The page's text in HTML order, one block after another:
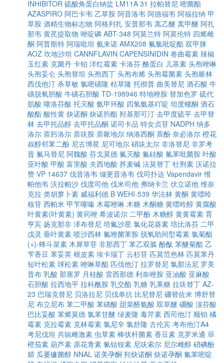
INHIBITOR 硫酸角蛋白钠盐 LM11A 31 拉帕替尼 嘧菌酯
AZASPIRO 阿巴卡韦 乙草胺 阿昔洛韦 阿德福韦 阿福拉纳 甲
草胺 酒精生物标志物 阿格列扎 安普那韦 蒿乙醚 蒿甲醚 阿扎
那韦 黄芪提取物 唑啶磷 ABT-348 阿莫兰特 阿莫伦特 四烯雌
酮 阿普斯特 阿瑞吡坦 氨来诺 AMX208 氟氯吡啶酯 双甲脒
AOZ 坎地沙坦 CANNFLAVIN CAPENSINIDIN 卷曲霉素 辣椒
玉红素 克菌丹 卡铂 洋红霉素 卡洛芬 酪蛋白 儿茶素 头孢唑啉
头孢妥仑 头孢替坦 头孢西丁 头孢布烯 头孢霉菌素 头孢哌林
西伐他汀 杀草敏 氯嘧磺隆 枯草隆 托彻普 曲美替尼 酒石酸 牛
磺脱氧胆酸 牛磺石胆酸 TD-198946 特地唑胺 替加色罗 硫代
肌酸 噻洛芬酸 托灭酸 氨甲环酸 四氢氨基吖啶 坦度螺酮 酒石
酸酯 酸性黄 炔诺酮 炔诺肟酯 羟基那可汀 去甲度硫平 去甲替
林 去甲托品醇 去甲托品酮 诺司卡品 特女贞苷 NADPH 纳多
洛尔 萘肟洛尔 萘呋胺 萘哌地尔 纳洛西酮 萘酚 奈必洛尔 橙花
叔醇邻苯二酚 尼古博星 尼可地尔 硝呋太尔 非洛替尼 非罗考
昔 氟马替尼 阿魏酸 芬戈莫德 氟灭酸 氟硅酸 氟苯吡菌胺 叶酸
亚叶酸 甲酸 富里酸 夫西地酸 荞麦碱 法莫替丁 牡荆素 沃诺拉
赞 VP 14637 伐昔洛韦 缬更昔洛韦 伐司扑达 Vapendavir 维
帕他韦 沃拉帕沙 伐度司他 伐米司他 弗纳卡兰 伏立诺他 维奈
克拉 类胡萝卜素 威福利德 B WEHI-539 华法林 黄酮 黄嘌呤
核苷 西帕米 甲苄噻嗪 木霉唑啉 木糖 木酮糖 黄嘌呤醇 黄腐酸
叶黄素(叶黄素) 黄药唑 希波诺尔 二甲酚 木糖醇 黄黄霉素 育
亨宾 扬克那非 泽布替尼 培氟沙星 氯化花葵素 培比洛芬 二甲
戊灵 垂叶黄素 喷沙西林 氟唑菌苯胺 脱氧助间型霉素 氯菊酯
(+)-蜂斗菜素 木犀草苷 非那西丁 苯乙双胍 酚酞 苯醚菊酯 乙
苄香豆 苯妥英 根皮素 埃卡瑞丁 云杉苷 匹莫范色林 匹莫苯丹
短叶松素 球松素 唑啉草酯 匹伐他汀 拉罗替尼 氯那法尼 罗美
昔布 乳酸 那塞罗 月桂酸 雷西那德 利奈唑胺 亚油酸 亚麻酸
石胆酸 拉西地平 拉科酰胺 乳交酯 乳糖 乳果糖 拉呋替丁 AZ-
23 巴瑞克替尼 贝洛拉尼 贝伐单抗 比尼替尼 硼替佐米 博舒替
尼 布立尼布 苯二甲酸 苯磺酸 甜菜醛氨酸 双草醚 硼酸 溴芬酸
巴比妥酸 苯烯莫德 氯苯甘醚 绿麦隆 毒芹素 西司他汀 顺铂 橘
霉素 克拉霉素 克林霉素 氯尼辛 氯舒隆 古伦宾 考布他汀A4
考尼伐坦 共轭雌激素 虫草素 棒状杆菌素 香豆素 克罗米通 荜
橙茄素 葫芦素 原花青素 氰钴铵素 尼呋索尔 尼尔雌醇 硝碘酚
腈 瓜萎镰菌醇 NNAL 诺美孕酮 羟炔诺酮 炔诺孕酮 氟苯嘧啶